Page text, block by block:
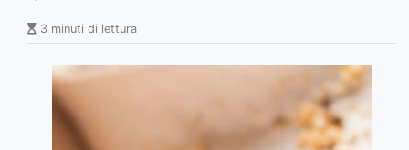
3 minuti di lettura